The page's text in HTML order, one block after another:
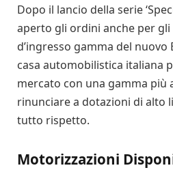
Dopo il lancio della serie
aperto gli ordini anche per
d’ingresso gamma del nuovo
casa automobilistica italiana
mercato con una gamma più
rinunciare a dotazioni di alto
tutto rispetto.
Motorizzazioni